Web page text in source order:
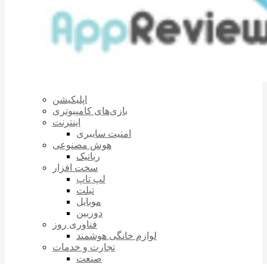
اپلیکیشن
بازی‌های کامپیوتری
اینترنت
امنیت سایبری
هوش مصنوعی
رباتیک
سخت افزار
لپ تاپ
تبلت
موبایل
دوربین
فناوری روز
لوازم خانگی هوشمند
تجارت و خدمات
صنعت